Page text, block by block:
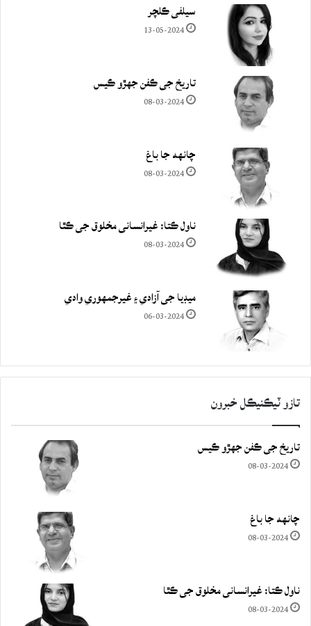
سيلفي ڪلچر
13-05-2024
تاريخ جي ڪفن جھڙو ڪيس
08-03-2024
چانهه جا باغ
08-03-2024
ناول ڪتا: غيرانساني مخلوق جي ڪٿا
08-03-2024
ميڊيا جي آزادي ۽ غيرجمھوري وادي
06-03-2024
تازو ٽيڪنيڪل خبرون
تاريخ جي ڪفن جھڙو ڪيس
08-03-2024
چانهه جا باغ
08-03-2024
ناول ڪتا: غيرانساني مخلوق جي ڪٿا
08-03-2024